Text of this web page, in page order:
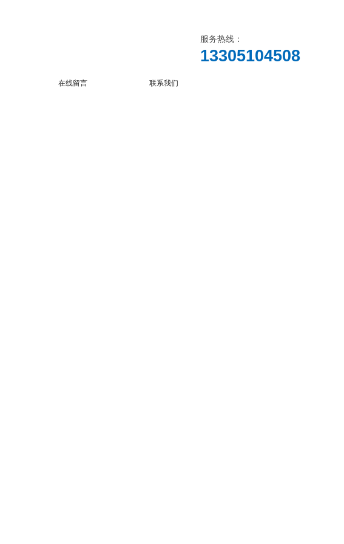
服务热线：
13305104508
在线留言 联系我们